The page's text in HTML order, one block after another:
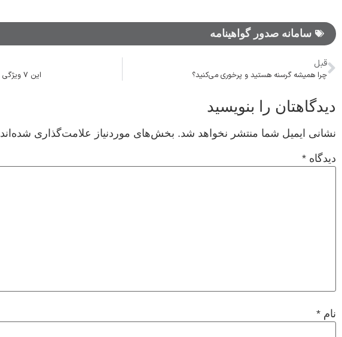
سامانه صدور گواهینامه
قبل
چرا همیشه گرسنه هستید و پرخوری می‌کنید؟ این ۷ ویژگی دیگران را از شما دور می‌کند
دیدگاهتان را بنویسید
نشانی ایمیل شما منتشر نخواهد شد. بخش‌های موردنیاز علامت‌گذاری شده‌اند
دیدگاه *
نام *